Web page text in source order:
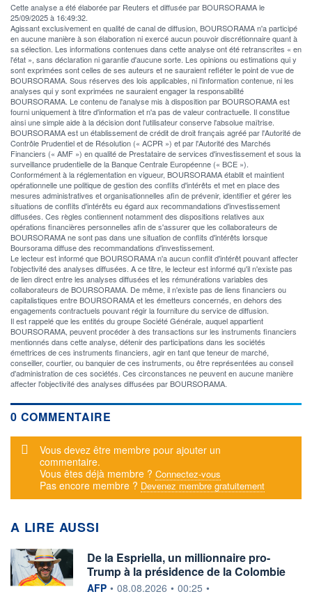
Cette analyse a été élaborée par Reuters et diffusée par BOURSORAMA le
25/09/2025 à 16:49:32.
Agissant exclusivement en qualité de canal de diffusion, BOURSORAMA n'a participé
en aucune manière à son élaboration ni exercé aucun pouvoir discrétionnaire quant à
sa sélection. Les informations contenues dans cette analyse ont été retranscrites « en
l'état », sans déclaration ni garantie d'aucune sorte. Les opinions ou estimations qui y
sont exprimées sont celles de ses auteurs et ne sauraient refléter le point de vue de
BOURSORAMA. Sous réserves des lois applicables, ni l'information contenue, ni les
analyses qui y sont exprimées ne sauraient engager la responsabilité
BOURSORAMA. Le contenu de l'analyse mis à disposition par BOURSORAMA est
fourni uniquement à titre d'information et n'a pas de valeur contractuelle. Il constitue
ainsi une simple aide à la décision dont l'utilisateur conserve l'absolue maîtrise.
BOURSORAMA est un établissement de crédit de droit français agréé par l'Autorité de
Contrôle Prudentiel et de Résolution (« ACPR ») et par l'Autorité des Marchés
Financiers (« AMF ») en qualité de Prestataire de services d'investissement et sous la
surveillance prudentielle de la Banque Centrale Européenne (« BCE »).
Conformément à la réglementation en vigueur, BOURSORAMA établit et maintient
opérationnelle une politique de gestion des conflits d'intérêts et met en place des
mesures administratives et organisationnelles afin de prévenir, identifier et gérer les
situations de conflits d'intérêts eu égard aux recommandations d'investissement
diffusées. Ces règles contiennent notamment des dispositions relatives aux
opérations financières personnelles afin de s'assurer que les collaborateurs de
BOURSORAMA ne sont pas dans une situation de conflits d'intérêts lorsque
Boursorama diffuse des recommandations d'investissement.
Le lecteur est informé que BOURSORAMA n'a aucun conflit d'intérêt pouvant affecter
l'objectivité des analyses diffusées. A ce titre, le lecteur est informé qu'il n'existe pas
de lien direct entre les analyses diffusées et les rémunérations variables des
collaborateurs de BOURSORAMA. De même, il n'existe pas de liens financiers ou
capitalistiques entre BOURSORAMA et les émetteurs concernés, en dehors des
engagements contractuels pouvant régir la fourniture du service de diffusion.
Il est rappelé que les entités du groupe Société Générale, auquel appartient
BOURSORAMA, peuvent procéder à des transactions sur les instruments financiers
mentionnés dans cette analyse, détenir des participations dans les sociétés
émettrices de ces instruments financiers, agir en tant que teneur de marché,
conseiller, courtier, ou banquier de ces instruments, ou être représentées au conseil
d'administration de ces sociétés. Ces circonstances ne peuvent en aucune manière
affecter l'objectivité des analyses diffusées par BOURSORAMA.
0 COMMENTAIRE
Message d'alerte
Vous devez être membre pour ajouter un
commentaire.
Vous êtes déjà membre ? Connectez-vous
Pas encore membre ? Devenez membre gratuitement
A LIRE AUSSI
De la Espriella, un millionnaire pro-
Trump à la présidence de la Colombie
information fournie par
AFP • 08.08.2026 • 00:25 •